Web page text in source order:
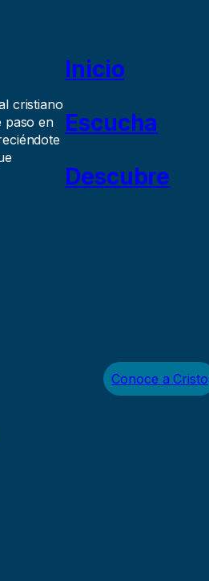
cristiano
paso en
Inicio
Escucha
Descubre
Conoce a Cristo